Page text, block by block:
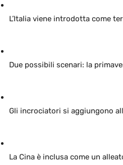
L’Italia viene introdotta come
Due possibili scenari: la
Gli incrociatori si aggiungono
La Cina è inclusa come un